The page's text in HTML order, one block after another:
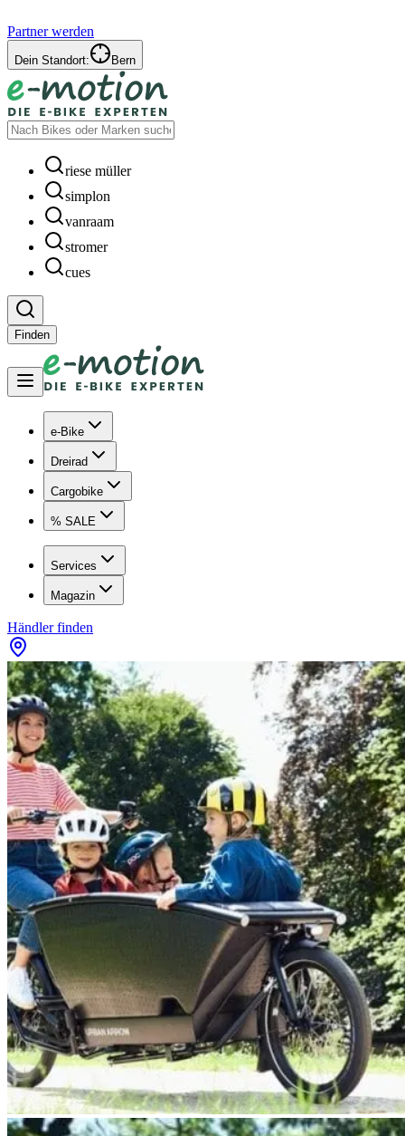
Partner werden
Dein Standort: Bern
riese müller
simplon
vanraam
stromer
cues
Finden
e-Bike
Dreirad
Cargobike
% SALE
Services
Magazin
Händler finden